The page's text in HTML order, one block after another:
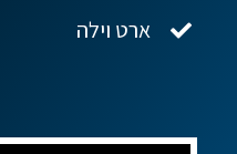
ארט וילה